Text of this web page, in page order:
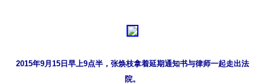
2015年9月15日早上9点半，张焕枝拿着延期通知书与律师一起走出法
院。